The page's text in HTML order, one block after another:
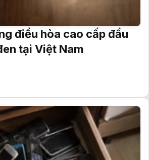
điều hòa cao cấp đầu
tại Việt Nam